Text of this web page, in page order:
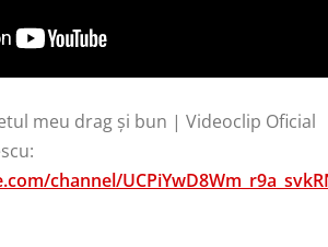
meu drag și bun | Videoclip Oficial
channel/